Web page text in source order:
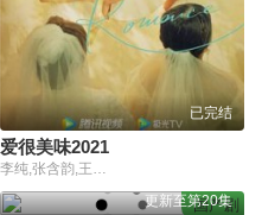
已完结
爱很美味2021
国产剧
更新至第20集